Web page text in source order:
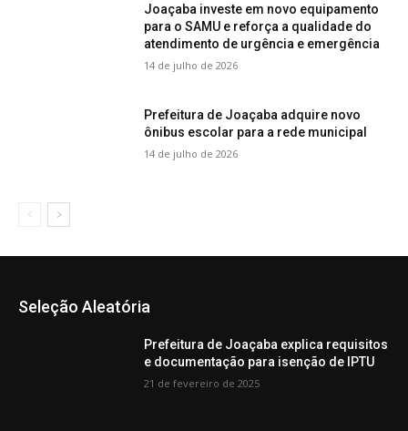
Joaçaba investe em novo equipamento
para o SAMU e reforça a qualidade do
atendimento de urgência e emergência
14 de julho de 2026
Prefeitura de Joaçaba adquire novo
ônibus escolar para a rede municipal
14 de julho de 2026
Seleção Aleatória
Prefeitura de Joaçaba explica requisitos
e documentação para isenção de IPTU
21 de fevereiro de 2025